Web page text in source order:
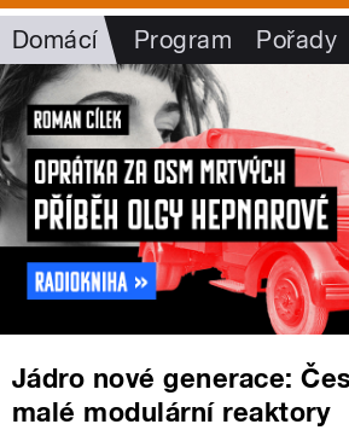
Domácí Program Pořady
Jádro nové generace:
malé modulární reaktory